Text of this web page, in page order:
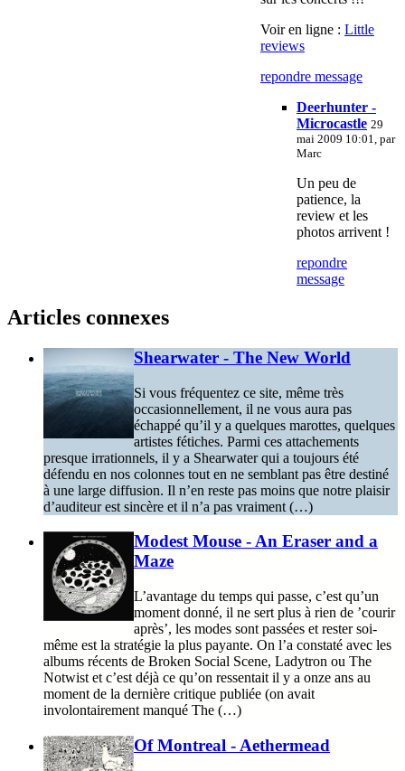
Voir en ligne : Little
reviews
repondre message
Deerhunter -
Microcastle 29
mai 2009 10:01, par
Marc
Un peu de
patience, la
review et les
photos arrivent !
repondre
message
Articles connexes
Shearwater - The New World
Si vous fréquentez ce site, même très
occasionnellement, il ne vous aura pas
échappé qu’il y a quelques marottes, quelques
artistes fétiches. Parmi ces attachements
presque irrationnels, il y a Shearwater qui a toujours été
défendu en nos colonnes tout en ne semblant pas être destiné
à une large diffusion. Il n’en reste pas moins que notre plaisir
d’auditeur est sincère et il n’a pas vraiment (…)
Modest Mouse - An Eraser and a
Maze
L’avantage du temps qui passe, c’est qu’un
moment donné, il ne sert plus à rien de ’courir
après’, les modes sont passées et rester soi-
même est la stratégie la plus payante. On l’a constaté avec les
albums récents de Broken Social Scene, Ladytron ou The
Notwist et c’est déjà ce qu’on ressentait il y a onze ans au
moment de la dernière critique publiée (on avait
involontairement manqué The (…)
Of Montreal - Aethermead